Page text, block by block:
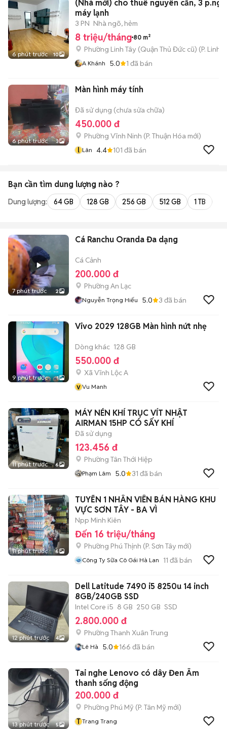
6 phút trước 10
(Nhà mới) cho thuê nguyên căn, 3
máy lạnh
3 PN Nhà ngõ, hẻm
8 triệu/tháng 80 m²
Phường Linh Tây (Quận Thủ Đức cũ) (P. Linh
A Khánh 5.0 1 đã bán
6 phút trước 3
Màn hình máy tính
Đã sử dụng (chưa sửa chữa)
450.000 đ
Phường Vĩnh Ninh (P. Thuận Hóa mới)
l Lân 4.4 101 đã bán
Bạn cần tìm dung lượng nào ?
Dung lượng: 64 GB 128 GB 256 GB 512 GB 1 TB
7 phút trước 2
Cá Ranchu Oranda Đa dạng
Cá Cảnh
200.000 đ
Phường An Lạc
Nguyễn Trọng Hiếu 5.0 3 đã bán
9 phút trước 1
Vivo 2029 128GB Màn hình nứt nhẹ
Dòng khác 128 GB
550.000 đ
Xã Vĩnh Lộc A
v Vu Manh
11 phút trước 6
MÁY NÉN KHÍ TRỤC VÍT NHẬT
AIRMAN 15HP CÓ SẤY KHÍ
Đã sử dụng
123.456 đ
Phường Tân Thới Hiệp
Phạm Lâm 5.0 31 đã bán
11 phút trước 6
TUYỂN 1 NHÂN VIÊN BÁN HÀNG KHU
VỰC SƠN TÂY - BA VÌ
Npp Minh Kiên
Đến 16 triệu/tháng
Phường Phú Thịnh (P. Sơn Tây mới)
Công Ty Sữa Cô Gái Hà Lan 11 đã bán
12 phút trước 4
Dell Latitude 7490 i5 8250u 14 inch
8GB/240GB SSD
Intel Core i5 8 GB 250 GB SSD
2.800.000 đ
Phường Thanh Xuân Trung
Lê Hà 5.0 166 đã bán
13 phút trước 5
Tai nghe Lenovo có dây Đen Âm
thanh sống động
200.000 đ
Phường Phú Mỹ (P. Tân Mỹ mới)
T Trang Trang